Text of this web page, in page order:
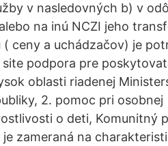
v nasledovných b) v
na inú NCZI jeho
ceny a uchádzačov) je
podpora pre
oblasti riadenej
2. pomoc pri osobnej
o deti, Komunitný
zameraná na